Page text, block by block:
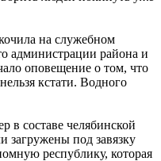
на служебном
администрации района и
оповещение о том, что
кстати. Водного
в составе челябинской
под завязку
республику, которая